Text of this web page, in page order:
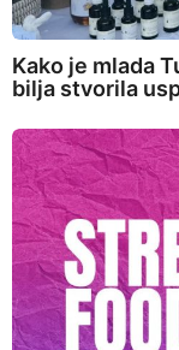
Kako je mlada
bilja stvorila